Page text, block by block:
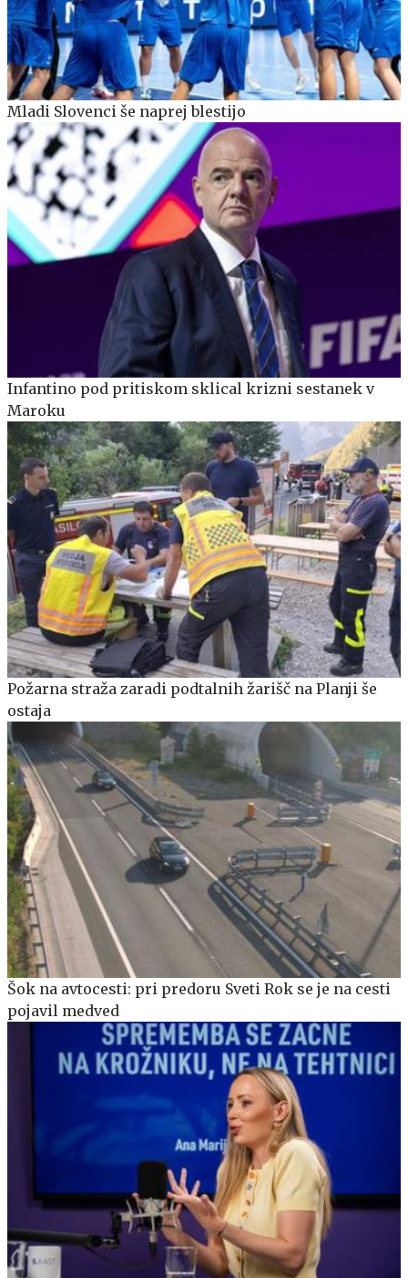
Mladi Slovenci še naprej blestijo
Infantino pod pritiskom sklical krizni sestanek v
Maroku
Požarna straža zaradi podtalnih žarišč na Planji še
ostaja
Šok na avtocesti: pri predoru Sveti Rok se je na cesti
pojavil medved